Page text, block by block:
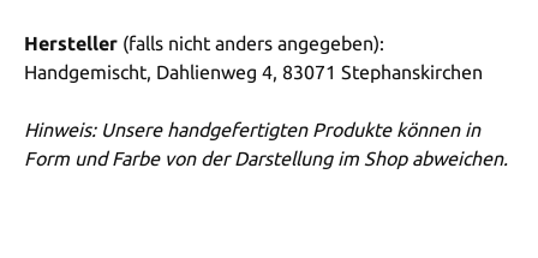
Hersteller (falls nicht anders angegeben):
Handgemischt, Dahlienweg 4, 83071 Stephanskirchen
Hinweis: Unsere handgefertigten Produkte können in
Form und Farbe von der Darstellung im Shop abweichen.